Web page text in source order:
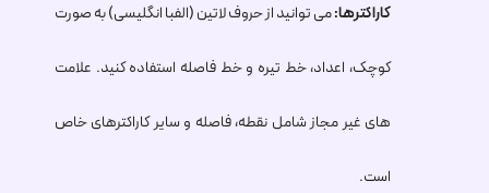
کاراکترها:می توانید از حروف لاتین (الفبا انگلیسی) به صورت
کوچک، اعداد، خط تیره و خط فاصله استفاده کنید. علامت
های غیر مجاز شامل نقطه، فاصله و سایر کاراکترهای خاص
است.